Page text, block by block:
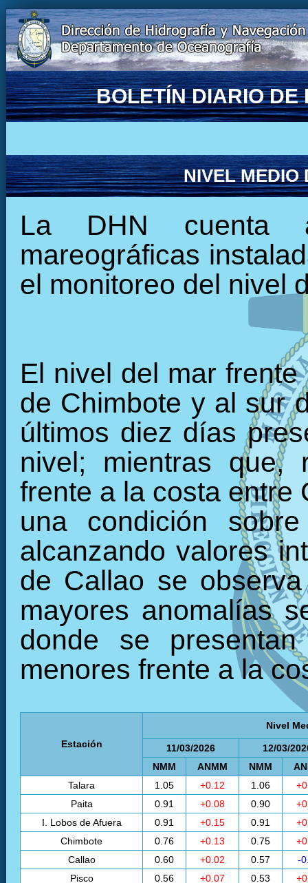
BOLETÍN DIARIO DE
NIVEL MEDIO
La DHN cuenta
mareográficas
el monitoreo del nivel
El nivel del mar
de Chimbote y al sur
últimos diez días
nivel; mientras que,
frente a la costa entre
una condición
alcanzando valores
de Callao se
mayores anomalías
donde se
menores frente a la
Estación
Nivel
11/03/2026
12/03/
NMM
ANMM NMM
Talara
1.05 +0.12 1.06
Paita
0.91 +0.08 0.90
I. Lobos de Afuera
0.91 +0.15 0.91
Chimbote
0.76 +0.13 0.75
Callao
0.60 +0.02 0.57
-
Pisco
0.56 +0.07 0.53